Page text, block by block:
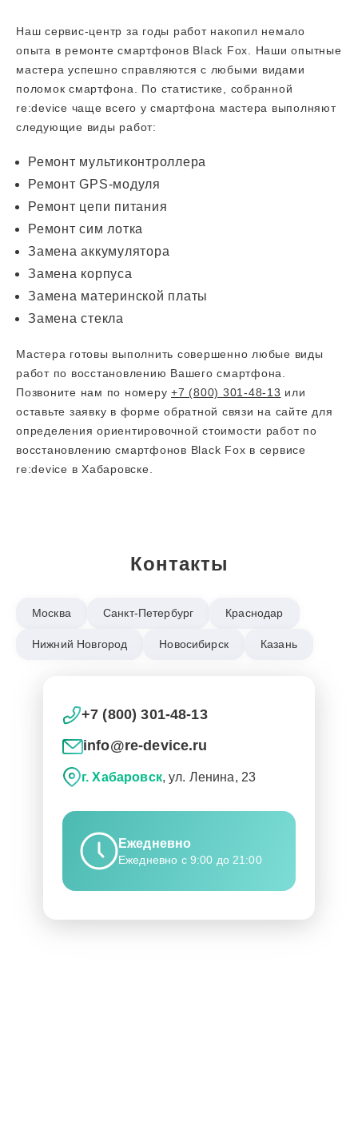
Наш сервис-центр за годы работ накопил немало
опыта в ремонте смартфонов Black Fox. Наши опытные
мастера успешно справляются с любыми видами
поломок смартфона. По статистике, собранной
re:device чаще всего у смартфона мастера выполняют
следующие виды работ:
Ремонт мультиконтроллера
Ремонт GPS-модуля
Ремонт цепи питания
Ремонт сим лотка
Замена аккумулятора
Замена корпуса
Замена материнской платы
Замена стекла
Мастера готовы выполнить совершенно любые виды
работ по восстановлению Вашего смартфона.
Позвоните нам по номеру +7 (800) 301-48-13 или
оставьте заявку в форме обратной связи на сайте для
определения ориентировочной стоимости работ по
восстановлению смартфонов Black Fox в сервисе
re:device в Хабаровске.
Контакты
Москва Санкт-Петербург Краснодар
Нижний Новгород Новосибирск Казань
+7 (800) 301-48-13
info@re-device.ru
г. Хабаровск, ул. Ленина, 23
Ежедневно
Ежедневно с 9:00 до 21:00